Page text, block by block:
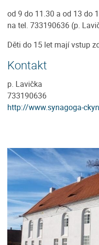
od 9 do 11.30 a od 13 do
na tel. 733190636 (p.
Děti do 15 let mají vstup
Kontakt
p. Lavička
733190636
http://www.synagoga-